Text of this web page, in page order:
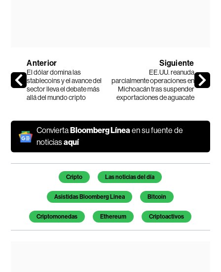
Anterior
El dólar domina las
stablecoins y el avance del
sector lleva el debate más
allá del mundo cripto
Siguiente
EE.UU. reanuda
parcialmente operaciones en
Michoacán tras suspender
exportaciones de aguacate
Convierta Bloomberg Líneaen su fuente de
noticiasaquí
Temas de este artículo
Cripto Las noticias del día
Asistidas Bloomberg Linea Bitcoin
Criptomonedas Ethereum Criptoactivos